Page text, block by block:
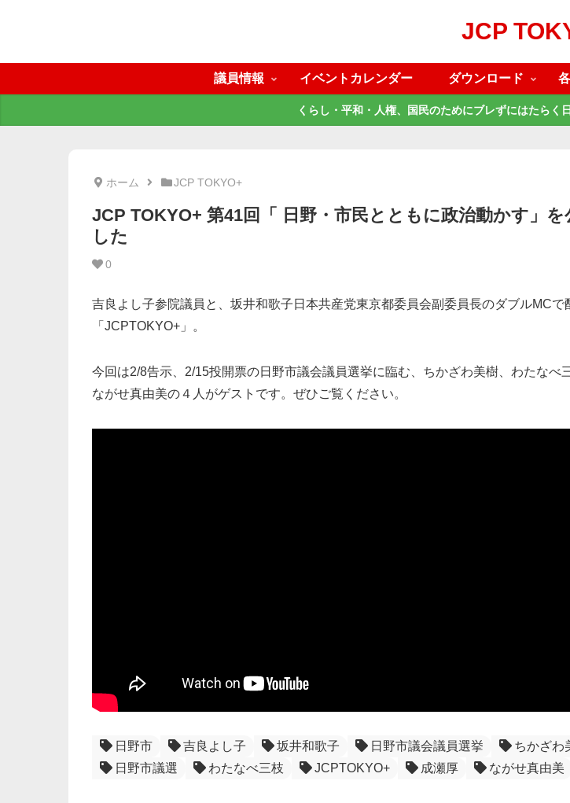
JCP
議員情報 イベントカレンダー ダウンロード
くらし・平和・人権、国民のためにブレずにはたらく
ホーム JCP TOKYO+
JCP TOKYO+ 第41回「 日野・市民とともに政治動かす」を
した
0
吉良よし子参院議員と、坂井和歌子日本共産党東京都委員会副委員長のダブルMCで
「JCPTOKYO+」。
今回は2/8告示、2/15投開票の日野市議会議員選挙に臨む、ちかざわ美樹、わたなべ
ながせ真由美の４人がゲストです。ぜひご覧ください。
日野市 吉良よし子 坂井和歌子 日野市議会議員選挙
ちかざわ
日野市議選
わたなべ三枝 JCPTOKYO+ 成瀬厚 ながせ真由美